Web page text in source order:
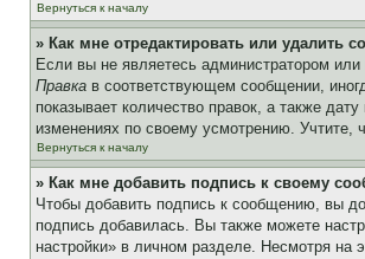
Вернуться к началу
» Как мне отредактировать или удалить
Если вы не являетесь администратором
Правка в соответствующем сообщении,
показывает количество правок, а также
изменениях по своему усмотрению. Учтите,
Вернуться к началу
» Как мне добавить подпись к своему
Чтобы добавить подпись к сообщению, вы
подпись добавилась. Вы также можете
настройки» в личном разделе. Несмотря